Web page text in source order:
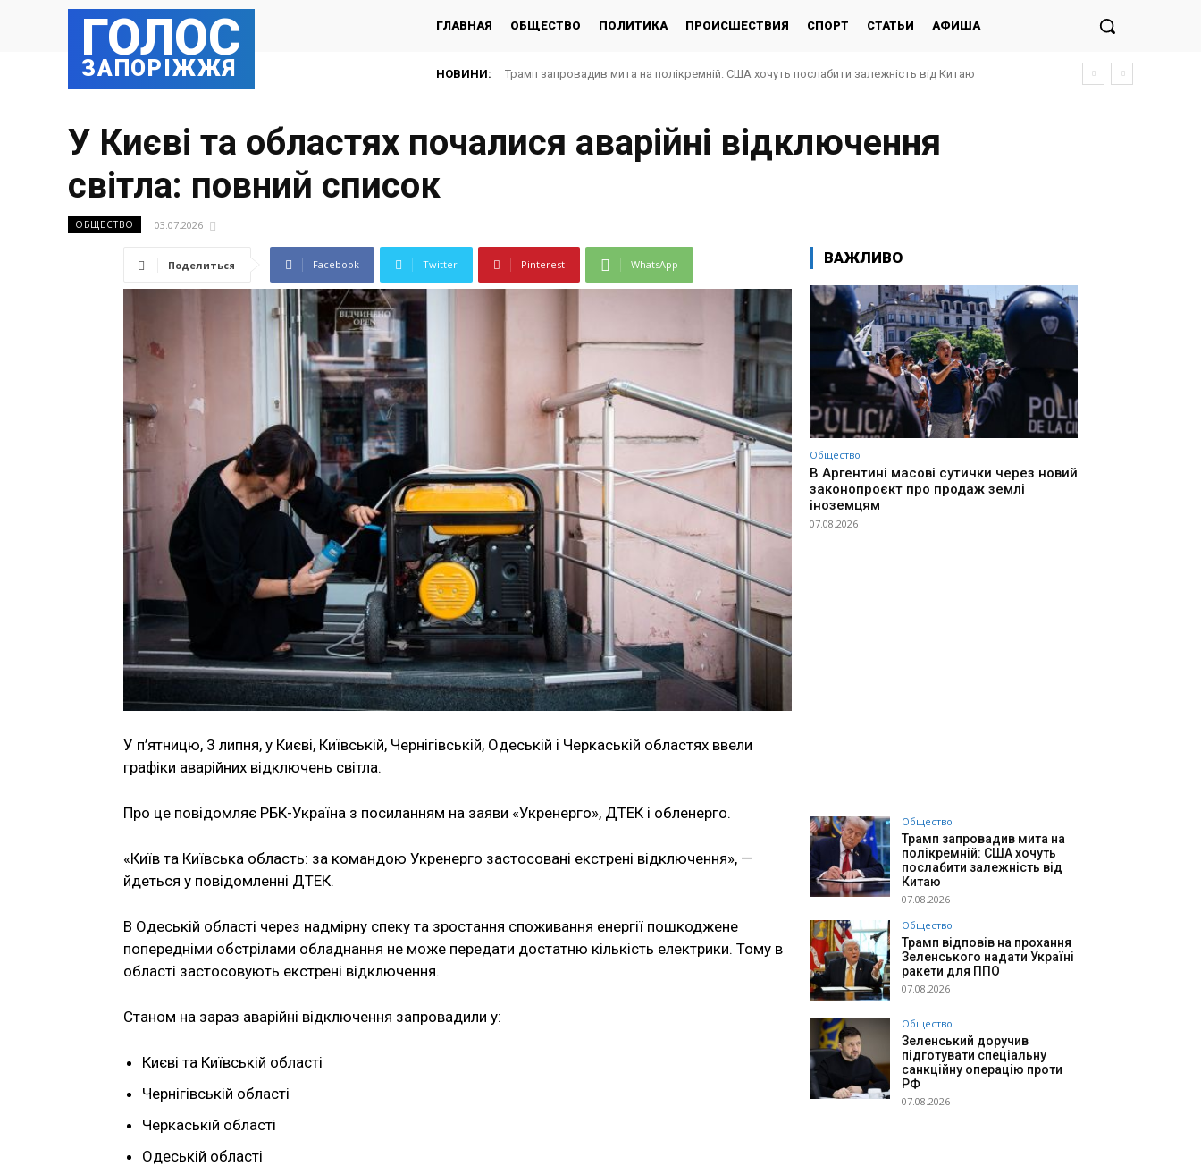
ГОЛОС
ЗАПОРІЖЖЯ
ГЛАВНАЯ ОБЩЕСТВО ПОЛИТИКА ПРОИСШЕСТВИЯ СПОРТ СТАТЬИ АФИША
НОВИНИ: Трамп запровадив мита на полікремній: США хочуть послабити залежність від Китаю
У Києві та областях почалися аварійні відключення
світла: повний список
ОБЩЕСТВО 03.07.2026
Поделиться Facebook Twitter Pinterest WhatsApp
У п’ятницю, 3 липня, у Києві, Київській, Чернігівській, Одеській і Черкаській областях ввели
графіки аварійних відключень світла.
Про це повідомляє РБК-Україна з посиланням на заяви «Укренерго», ДТЕК і обленерго.
«Київ та Київська область: за командою Укренерго застосовані екстрені відключення», —
йдеться у повідомленні ДТЕК.
В Одеській області через надмірну спеку та зростання споживання енергії пошкоджене
попередніми обстрілами обладнання не може передати достатню кількість електрики. Тому в
області застосовують екстрені відключення.
Станом на зараз аварійні відключення запровадили у:
Києві та Київській області
Чернігівській області
Черкаській області
Одеській області
ВАЖЛИВО
Общество
В Аргентині масові сутички через новий
законопроєкт про продаж землі
іноземцям
07.08.2026
Общество
Трамп запровадив мита на
полікремній: США хочуть
послабити залежність від
Китаю
07.08.2026
Общество
Трамп відповів на прохання
Зеленського надати Україні
ракети для ППО
07.08.2026
Общество
Зеленський доручив
підготувати спеціальну
санкційну операцію проти
РФ
07.08.2026